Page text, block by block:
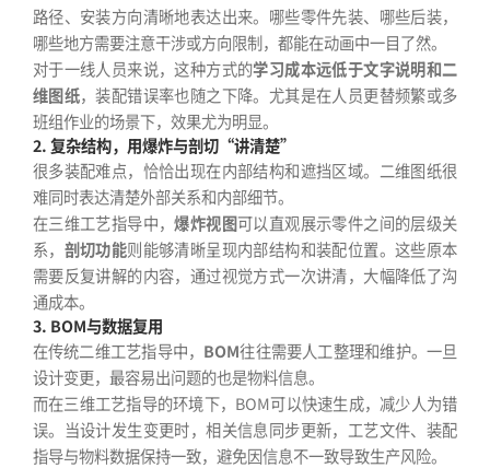
路径、安装方向清晰地表达出来。哪些零件先装、哪些后装，
哪些地方需要注意干涉或方向限制，都能在动画中一目了然。
对于一线人员来说，这种方式的学习成本远低于文字说明和二
维图纸，装配错误率也随之下降。尤其是在人员更替频繁或多
班组作业的场景下，效果尤为明显。
2. 复杂结构，用爆炸与剖切“讲清楚”
很多装配难点，恰恰出现在内部结构和遮挡区域。二维图纸很
难同时表达清楚外部关系和内部细节。
在三维工艺指导中，爆炸视图可以直观展示零件之间的层级关
系， 剖切功能则能够清晰呈现内部结构和装配位置。这些原本
需要反复讲解的内容，通过视觉方式一次讲清，大幅降低了沟
通成本。
3. BOM与数据复用
在传统二维工艺指导中， BOM往往需要人工整理和维护。一旦
设计变更，最容易出问题的也是物料信息。
而在三维工艺指导的环境下，BOM可以快速生成，减少人为错
误。当设计发生变更时，相关信息同步更新，工艺文件、装配
指导与物料数据保持一致，避免因信息不一致导致生产风险。